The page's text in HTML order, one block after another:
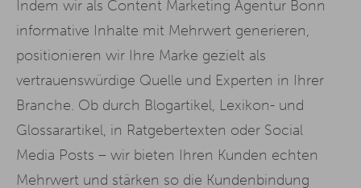
Indem wir als Content Marketing Agentur Bonn
informative Inhalte mit Mehrwert generieren,
positionieren wir Ihre Marke gezielt als
vertrauenswürdige Quelle und Experten in Ihrer
Branche. Ob durch Blogartikel, Lexikon- und
Glossarartikel, in Ratgebertexten oder Social
Media Posts – wir bieten Ihren Kunden echten
Mehrwert und stärken so die Kundenbindung